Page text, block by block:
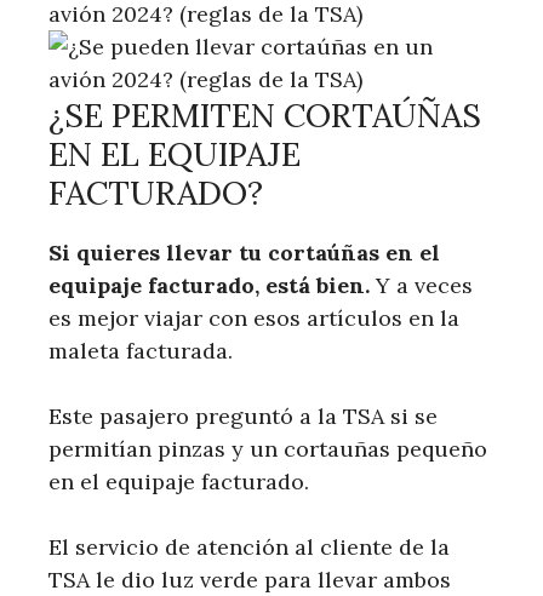
¿SE PERMITEN CORTAÚÑAS
EN EL EQUIPAJE
FACTURADO?
Si quieres llevar tu cortaúñas en el
equipaje facturado, está bien.Y a veces
es mejor viajar con esos artículos en la
maleta facturada.
Este pasajero preguntó a la TSA si se
permitían pinzas y un cortauñas pequeño
en el equipaje facturado.
El servicio de atención al cliente de la
TSA le dio luz verde para llevar ambos